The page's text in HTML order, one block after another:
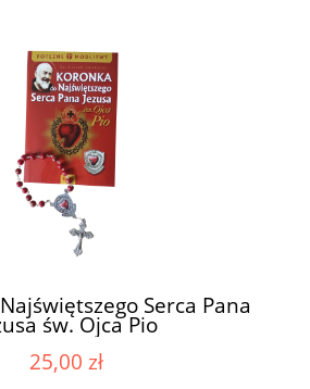
Serca Pana
św. Ojca Pio
25,00 zł